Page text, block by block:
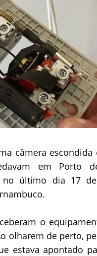
câmera
em Porto
no último dia 17
o
olharem de perto,
estava apontado